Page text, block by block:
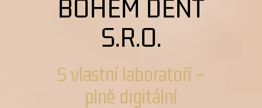
BOHEM DENT
S.R.O.
S vlastní laboratoří –
plně digitální